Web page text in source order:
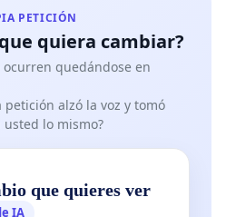
PETICIÓN
quiera cambiar?
ocurren quedándose en
petición alzó la voz y tomó
usted lo mismo?
que quieres ver
IA